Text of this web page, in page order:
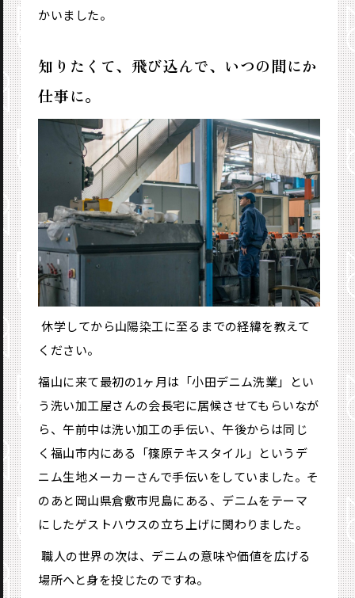
かいました。
知りたくて、飛び込んで、いつの間にか
仕事に。
―― 休学してから山陽染工に至るまでの経緯を教えて
ください。
福山に来て最初の1ヶ月は「小田デニム洗業」とい
う洗い加工屋さんの会長宅に居候させてもらいなが
ら、午前中は洗い加工の手伝い、午後からは同じ
く福山市内にある「篠原テキスタイル」というデ
ニム生地メーカーさんで手伝いをしていました。そ
のあと岡山県倉敷市児島にある、デニムをテーマ
にしたゲストハウスの立ち上げに関わりました。
―― 職人の世界の次は、デニムの意味や価値を広げる
場所へと身を投じたのですね。